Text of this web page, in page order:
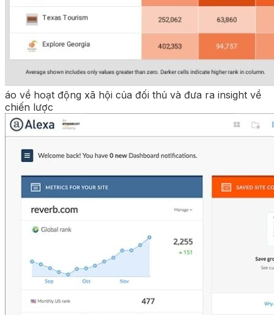
áo về hoạt động xã hội của đối thủ và đưa ra insight về
chiến lược